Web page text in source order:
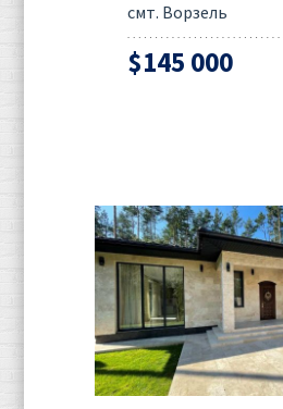
смт. Ворзель
$145 000